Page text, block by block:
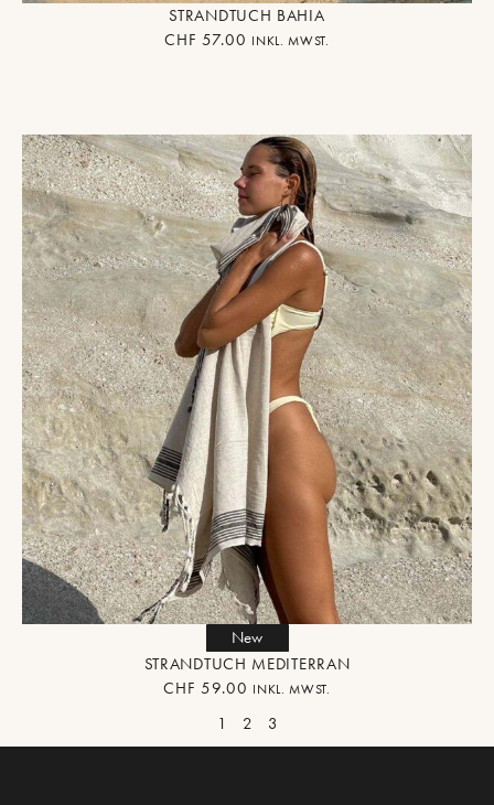
STRANDTUCH BAHIA
CHF 57.00 INKL. MWST.
New
STRANDTUCH MEDITERRAN
CHF 59.00 INKL. MWST.
1 2 3